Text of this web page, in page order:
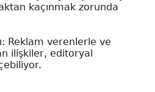
kaçınmak zorunda
Reklam verenlerle ve
ilişkiler, editoryal